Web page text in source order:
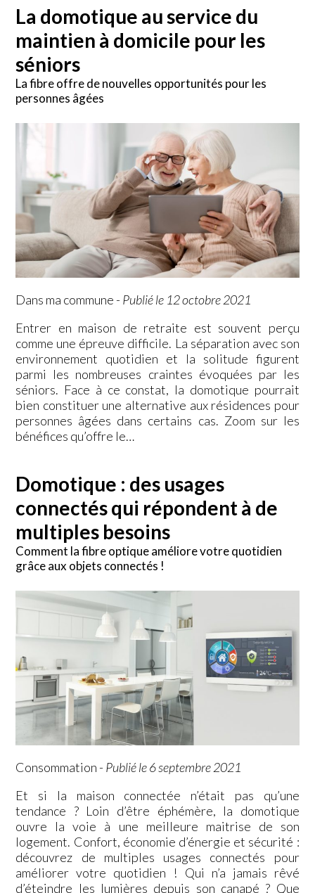
La domotique au service du
maintien à domicile pour les
séniors
La fibre offre de nouvelles opportunités pour les
personnes âgées
Dans ma commune - Publié le 12 octobre 2021
Entrer en maison de retraite est souvent perçu
comme une épreuve difficile. La séparation avec son
environnement quotidien et la solitude figurent
parmi les nombreuses craintes évoquées par les
séniors. Face à ce constat, la domotique pourrait
bien constituer une alternative aux résidences pour
personnes âgées dans certains cas. Zoom sur les
bénéfices qu’offre le…
Domotique : des usages
connectés qui répondent à de
multiples besoins
Comment la fibre optique améliore votre quotidien
grâce aux objets connectés !
Consommation - Publié le 6 septembre 2021
Et si la maison connectée n’était pas qu’une
tendance ? Loin d’être éphémère, la domotique
ouvre la voie à une meilleure maitrise de son
logement. Confort, économie d’énergie et sécurité :
découvrez de multiples usages connectés pour
améliorer votre quotidien ! Qui n’a jamais rêvé
d’éteindre les lumières depuis son canapé ? Que